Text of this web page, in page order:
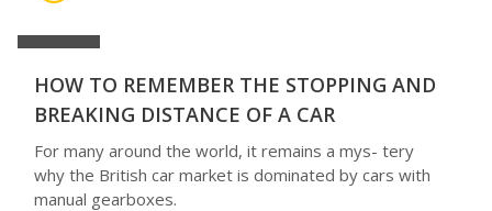
15
HOW TO REMEMBER THE STOPPING AND
BREAKING DISTANCE OF A CAR
For many around the world, it remains a mys- tery
why the British car market is dominated by cars with
manual gearboxes.